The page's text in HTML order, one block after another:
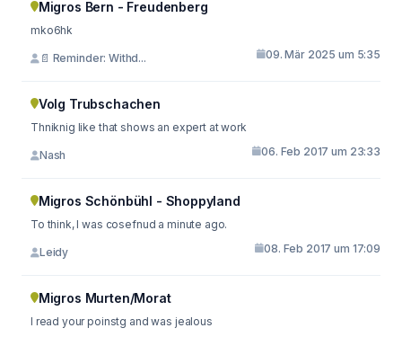
Migros Bern - Freudenberg
mko6hk
📄 Reminder: Withd... 09. Mär 2025 um 5:35
Volg Trubschachen
Thniknig like that shows an expert at work
Nash 06. Feb 2017 um 23:33
Migros Schönbühl - Shoppyland
To think, I was cosefnud a minute ago.
Leidy 08. Feb 2017 um 17:09
Migros Murten/Morat
I read your poinstg and was jealous